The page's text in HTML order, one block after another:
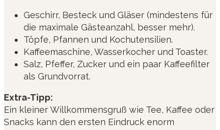
Geschirr, Besteck und Gläser (mindestens für
die maximale Gästeanzahl, besser mehr).
Töpfe, Pfannen und Kochutensilien.
Kaffeemaschine, Wasserkocher und Toaster.
Salz, Pfeffer, Zucker und ein paar Kaffeefilter
als Grundvorrat.
Extra-Tipp:
Ein kleiner Willkommensgruß wie Tee, Kaffee oder
Snacks kann den ersten Eindruck enorm